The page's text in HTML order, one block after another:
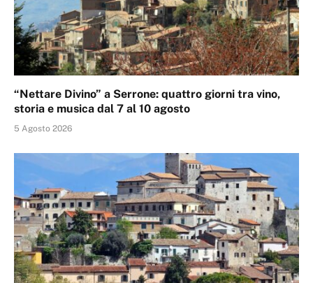
“Nettare Divino” a Serrone: quattro giorni tra vino,
storia e musica dal 7 al 10 agosto
5 Agosto 2026